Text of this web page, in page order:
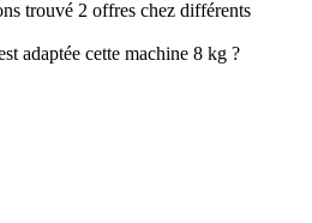
trouvé 2 offres chez différents
adaptée cette machine 8 kg ?